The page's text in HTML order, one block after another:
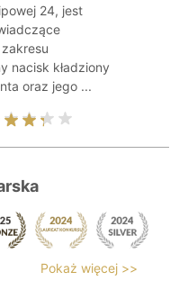
24, jest
nacisk kładziony
oraz jego ...
Pokaż więcej >>